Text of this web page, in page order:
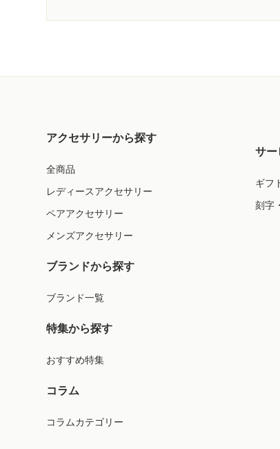
アクセサリーから探す
全商品
レディースアクセサリー
ペアアクセサリー
メンズアクセサリー
ブランドから探す
ブランド一覧
特集から探す
おすすめ特集
コラム
コラムカテゴリー
サー
ギフ
刻字